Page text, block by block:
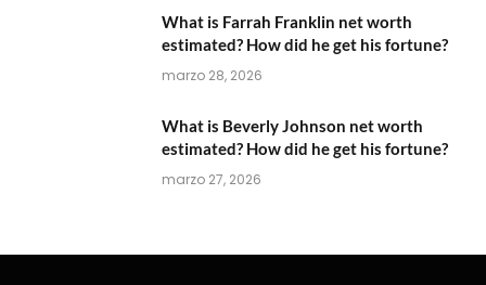
What is Farrah Franklin net worth
estimated? How did he get his fortune?
marzo 28, 2026
What is Beverly Johnson net worth
estimated? How did he get his fortune?
marzo 27, 2026